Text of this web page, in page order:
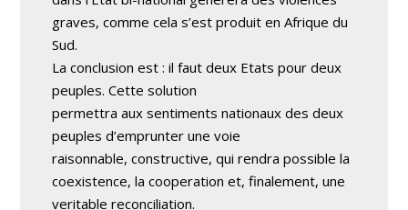
graves, comme cela s’est produit en Afrique du
Sud.
La conclusion est : il faut deux Etats pour deux
peuples. Cette solution
permettra aux sentiments nationaux des deux
peuples d’emprunter une voie
raisonnable, constructive, qui rendra possible la
coexistence, la cooperation et, finalement, une
veritable reconciliation.